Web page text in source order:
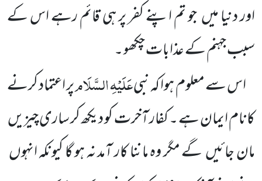
اور دنیا میںجو تم اپنے کفر پر ہی قائم رہے اس کے
سبب جہنم کے عذابات چکھو ۔
اس سے معلوم ہوا کہ نبیعَلَیْہِ السَّلَامپر اعتماد کرنے
کانام ایمان ہے ۔ کفار آخرت کو دیکھ کر ساری چیزیں
مانجائیںگے مگر وہ ماننا کار آمد نہ ہو گا کیونکہ انہوں